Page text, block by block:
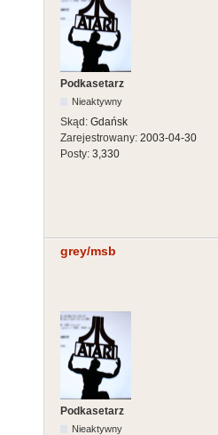
Podkasetarz
Nieaktywny
Skąd: Gdańsk
Zarejestrowany: 2003-04-30
Posty: 3,330
grey/msb
Podkasetarz
Nieaktywny